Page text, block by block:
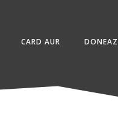
CARD AUR